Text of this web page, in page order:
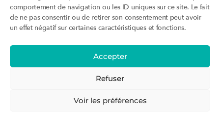
comportement de navigation ou les ID uniques sur ce site. Le fait
de ne pas consentir ou de retirer son consentement peut avoir
un effet négatif sur certaines caractéristiques et fonctions.
Accepter
Refuser
Voir les préférences
Labellisation
Addictions et médecine générale
Et si c’était une maladie rare ?
Toutes les recos
Certificats-absurdes.fr
la contraception dite masculine
Activité « sommeil »
Évènements
CMGF 2025
CMGF - Editions précédentes
Agenda